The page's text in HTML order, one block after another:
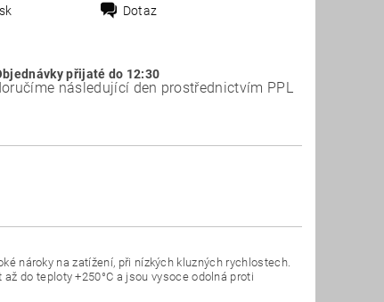
Dotaz
přijaté do 12:30
následující den prostřednictvím PPL
nároky na zatížení, při nízkých kluzných rychlostech.
do teploty +250°C a jsou vysoce odolná proti